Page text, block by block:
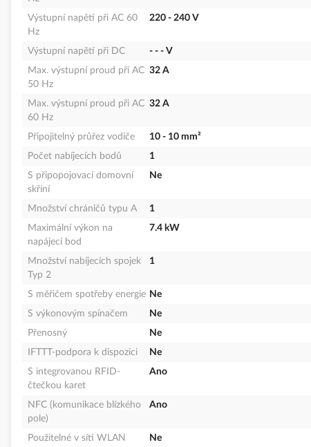
Výstupní napětí při AC 60
Hz
220 - 240 V
Výstupní napětí při DC
- - - V
Max. výstupní proud při AC
50 Hz
32 A
Max. výstupní proud při AC
60 Hz
32 A
Připojitelný průřez vodiče
10 - 10 mm²
Počet nabíjecích bodů
1
S připopojovací domovní
skříní
Ne
Množství chráničů typu A
1
Maximální výkon na
napájecí bod
7.4 kW
Množství nabíjecích spojek
Typ 2
1
S měřičem spotřeby energie Ne
S výkonovým spínačem
Ne
Přenosný
Ne
IFTTT-podpora k dispozici
Ne
S integrovanou RFID-
čtečkou karet
Ano
NFC (komunikace blízkého
pole)
Ano
Použitelné v síti WLAN
Ne